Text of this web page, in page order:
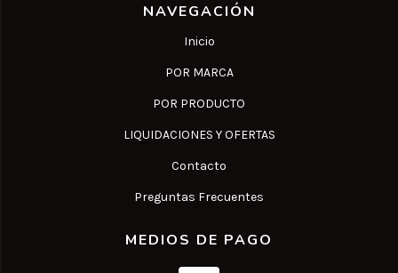
NAVEGACIÓN
Inicio
POR MARCA
POR PRODUCTO
LIQUIDACIONES Y OFERTAS
Contacto
Preguntas Frecuentes
MEDIOS DE PAGO